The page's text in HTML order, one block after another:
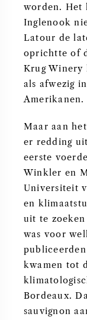
worden. Het
Inglenook
Latour de
oprichtte of
Krug Winery
als afwezig
Amerikanen.
Maar aan
er redding
eerste
Winkler en
Universiteit
en
uit te
was voor
kwamen tot
Bordeaux.
sauvignon